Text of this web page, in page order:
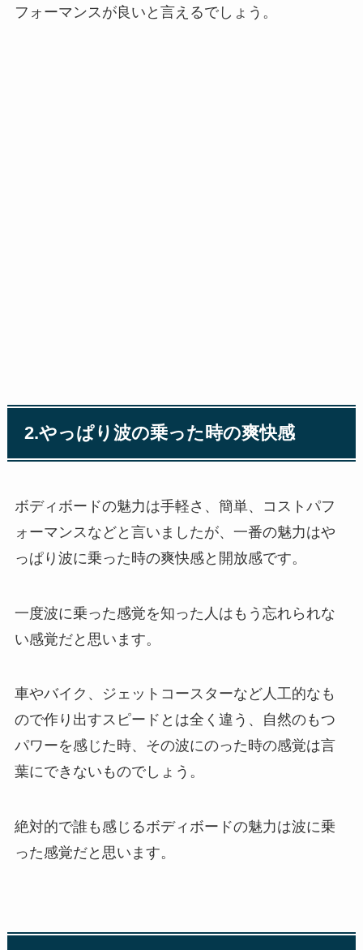
フォーマンスが良いと言えるでしょう。
2.やっぱり波の乗った時の爽快感
ボディボードの魅力は手軽さ、簡単、コストパフ
ォーマンスなどと言いましたが、一番の魅力はや
っぱり波に乗った時の爽快感と開放感です。
一度波に乗った感覚を知った人はもう忘れられな
い感覚だと思います。
車やバイク、ジェットコースターなど人工的なも
ので作り出すスピードとは全く違う、自然のもつ
パワーを感じた時、その波にのった時の感覚は言
葉にできないものでしょう。
絶対的で誰も感じるボディボードの魅力は波に乗
った感覚だと思います。